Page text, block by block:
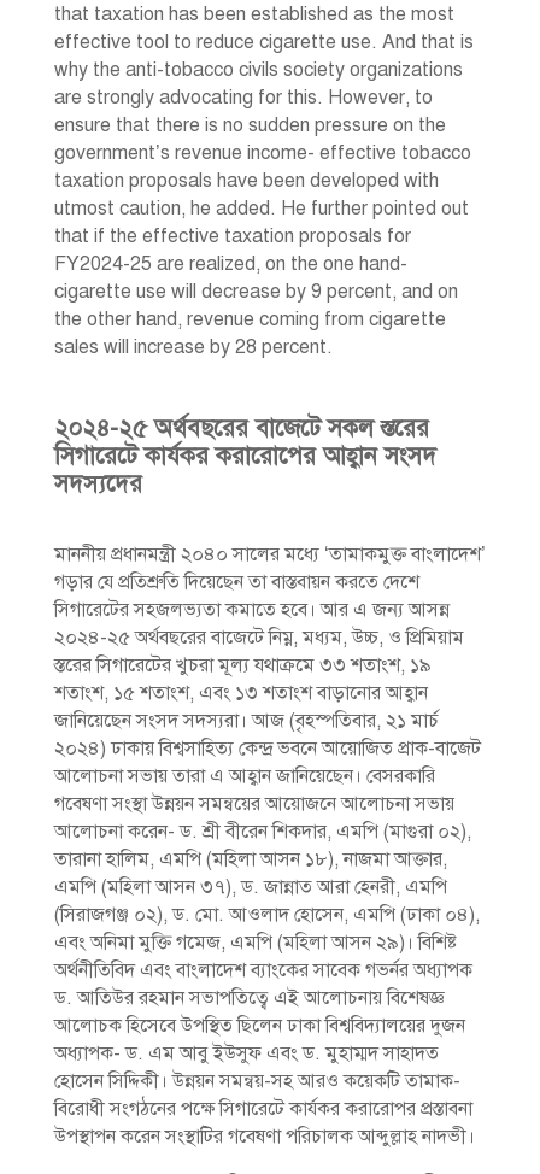
that taxation has been established as the most
effective tool to reduce cigarette use. And that is
why the anti-tobacco civils society organizations
are strongly advocating for this. However, to
ensure that there is no sudden pressure on the
government’s revenue income- effective tobacco
taxation proposals have been developed with
utmost caution, he added. He further pointed out
that if the effective taxation proposals for
FY2024-25 are realized, on the one hand-
cigarette use will decrease by 9 percent, and on
the other hand, revenue coming from cigarette
sales will increase by 28 percent.
২০২৪-২৫ অর্থবছরের বাজেটে সকল স্তরের
সিগারেটে কার্যকর করারোপের আহ্বান সংসদ
সদস্যদের
মাননীয় প্রধানমন্ত্রী ২০৪০ সালের মধ্যে ‘তামাকমুক্ত বাংলাদেশ’
গড়ার যে প্রতিশ্রুতি দিয়েছেন তা বাস্তবায়ন করতে দেশে
সিগারেটের সহজলভ্যতা কমাতে হবে। আর এ জন্য আসন্ন
২০২৪-২৫ অর্থবছরের বাজেটে নিম্ন, মধ্যম, উচ্চ, ও প্রিমিয়াম
স্তরের সিগারেটের খুচরা মূল্য যথাক্রমে ৩৩ শতাংশ, ১৯
শতাংশ, ১৫ শতাংশ, এবং ১৩ শতাংশ বাড়ানোর আহ্বান
জানিয়েছেন সংসদ সদস্যরা। আজ (বৃহস্পতিবার, ২১ মার্চ
২০২৪) ঢাকায় বিশ্বসাহিত্য কেন্দ্র ভবনে আয়োজিত প্রাক-বাজেট
আলোচনা সভায় তারা এ আহ্বান জানিয়েছেন। বেসরকারি
গবেষণা সংস্থা উন্নয়ন সমন্বয়ের আয়োজনে আলোচনা সভায়
আলোচনা করেন- ড. শ্রী বীরেন শিকদার, এমপি (মাগুরা ০২),
তারানা হালিম, এমপি (মহিলা আসন ১৮), নাজমা আক্তার,
এমপি (মহিলা আসন ৩৭), ড. জান্নাত আরা হেনরী, এমপি
(সিরাজগঞ্জ ০২), ড. মো. আওলাদ হোসেন, এমপি (ঢাকা ০৪),
এবং অনিমা মুক্তি গমেজ, এমপি (মহিলা আসন ২৯)। বিশিষ্ট
অর্থনীতিবিদ এবং বাংলাদেশ ব্যাংকের সাবেক গভর্নর অধ্যাপক
ড. আতিউর রহমান সভাপতিত্বে এই আলোচনায় বিশেষজ্ঞ
আলোচক হিসেবে উপস্থিত ছিলেন ঢাকা বিশ্ববিদ্যালয়ের দুজন
অধ্যাপক- ড. এম আবু ইউসুফ এবং ড. মুহাম্মদ সাহাদত
হোসেন সিদ্দিকী। উন্নয়ন সমন্বয়-সহ আরও কয়েকটি তামাক-
বিরোধী সংগঠনের পক্ষে সিগারেটে কার্যকর করারোপর প্রস্তাবনা
উপস্থাপন করেন সংস্থাটির গবেষণা পরিচালক আব্দুল্লাহ নাদভী।